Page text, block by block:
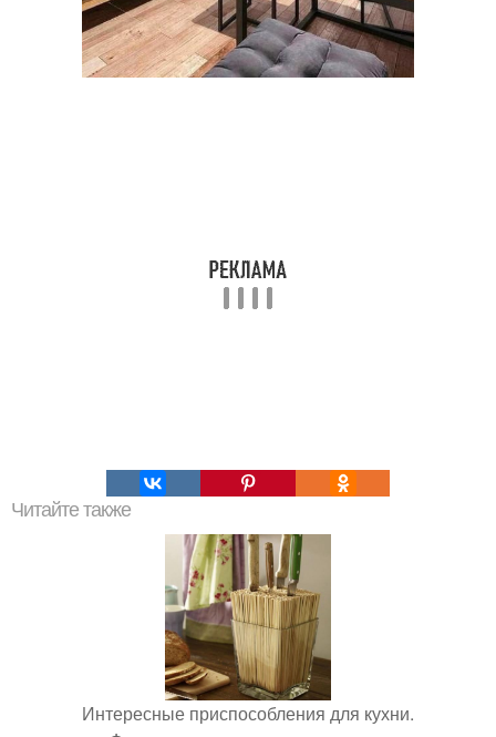
Читайте также
Интересные приспособления для кухни.